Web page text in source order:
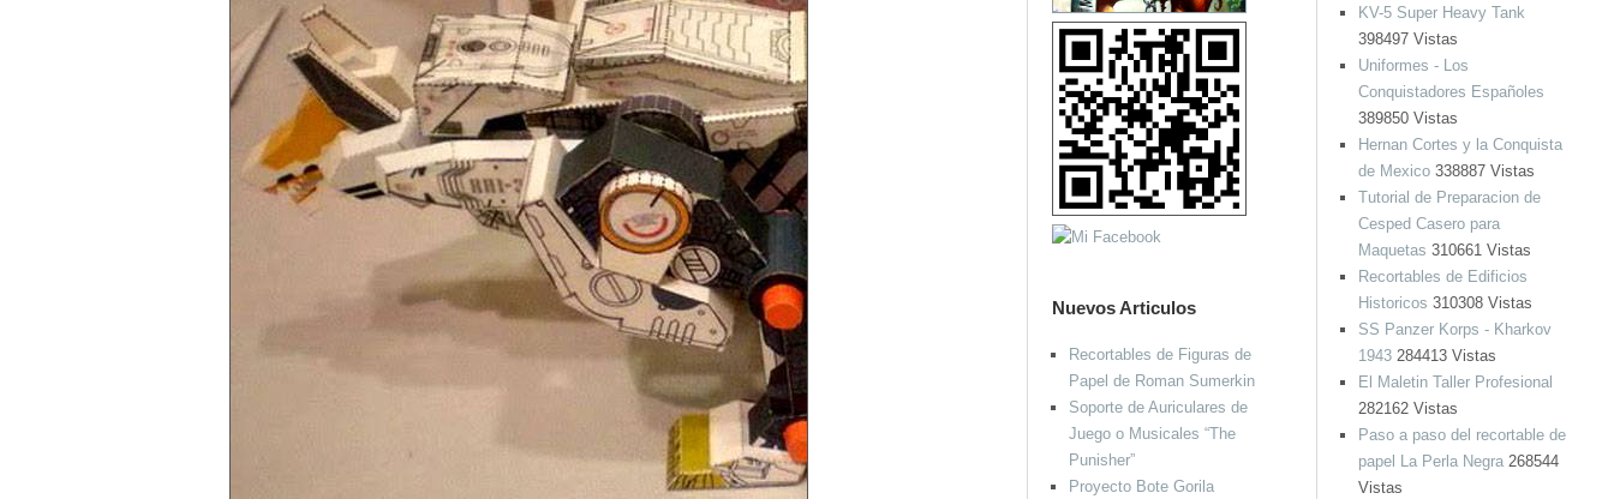
KV-5 Super Heavy Tank
398497 Vistas
Uniformes - Los
Conquistadores Españoles
389850 Vistas
Hernan Cortes y la Conquista
de Mexico338887 Vistas
Tutorial de Preparacion de
Cesped Casero para
Maquetas 310661 Vistas
Recortables de Edificios
Historicos 310308 Vistas
SS Panzer Korps - Kharkov
1943284413 Vistas
El Maletin Taller Profesional
282162 Vistas
Paso a paso del recortable de
papel La Perla Negra268544
Vistas
Nuevos Articulos
Recortables de Figuras de
Papel de Roman Sumerkin
Soporte de Auriculares de
Juego o Musicales “The
Punisher”
Proyecto Bote Gorila